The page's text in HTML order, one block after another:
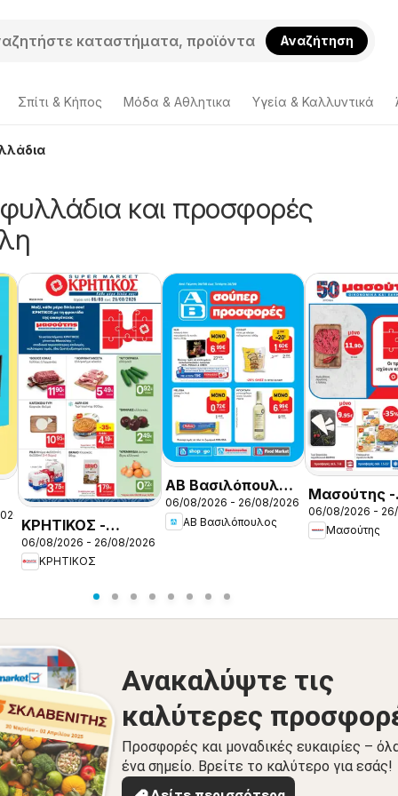
Αναζήτηση
Σπίτι & Κήπος Μόδα & Aθλητικα Υγεία & Καλλυντικά
και προσφορές
ΚΡΗΤΙΚΟΣ -
Προσφορές
06/08/2026 - 26/08/2026
ΚΡΗΤΙΚΟΣ
ΑΒ Βασιλόπουλος
- Προσφορές vol.1
06/08/2026 - 26/08/2026
ΑΒ Βασιλόπουλος
Μασούτης -
Προσφορές
06/08/2026 -
Μασούτης
Ανακαλύψτε τις
καλύτερες
Προσφορές και μοναδικές ευκαιρίες –
ένα σημείο. Βρείτε το καλύτερο για εσάς!